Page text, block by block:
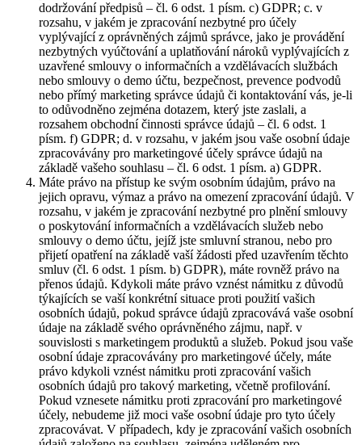
dodržování předpisů – čl. 6 odst. 1 písm. c) GDPR; c. v
rozsahu, v jakém je zpracování nezbytné pro účely
vyplývající z oprávněných zájmů správce, jako je provádění
nezbytných vyúčtování a uplatňování nároků vyplývajících z
uzavřené smlouvy o informačních a vzdělávacích službách
nebo smlouvy o demo účtu, bezpečnost, prevence podvodů
nebo přímý marketing správce údajů či kontaktování vás, je-li
to odůvodněno zejména dotazem, který jste zaslali, a
rozsahem obchodní činnosti správce údajů – čl. 6 odst. 1
písm. f) GDPR; d. v rozsahu, v jakém jsou vaše osobní údaje
zpracovávány pro marketingové účely správce údajů na
základě vašeho souhlasu – čl. 6 odst. 1 písm. a) GDPR.
Máte právo na přístup ke svým osobním údajům, právo na
jejich opravu, výmaz a právo na omezení zpracování údajů. V
rozsahu, v jakém je zpracování nezbytné pro plnění smlouvy
o poskytování informačních a vzdělávacích služeb nebo
smlouvy o demo účtu, jejíž jste smluvní stranou, nebo pro
přijetí opatření na základě vaší žádosti před uzavřením těchto
smluv (čl. 6 odst. 1 písm. b) GDPR), máte rovněž právo na
přenos údajů. Kdykoli máte právo vznést námitku z důvodů
týkajících se vaší konkrétní situace proti použití vašich
osobních údajů, pokud správce údajů zpracovává vaše osobní
údaje na základě svého oprávněného zájmu, např. v
souvislosti s marketingem produktů a služeb. Pokud jsou vaše
osobní údaje zpracovávány pro marketingové účely, máte
právo kdykoli vznést námitku proti zpracování vašich
osobních údajů pro takový marketing, včetně profilování.
Pokud vznesete námitku proti zpracování pro marketingové
účely, nebudeme již moci vaše osobní údaje pro tyto účely
zpracovávat. V případech, kdy je zpracování vašich osobních